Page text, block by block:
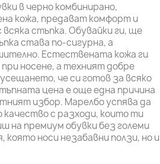
в черно комбинирано,
кожа, предават комфорт и
стъпка. Обувайки ги, ще
става по-сигурна, а
Естествената кожа ги
носене, а техният добре
че си готов за всяко
цена е още една причина
избор. Марелбо успява да
с разходи, които ти
на премиум обувки без големи
която носи незабавни ползи, но и